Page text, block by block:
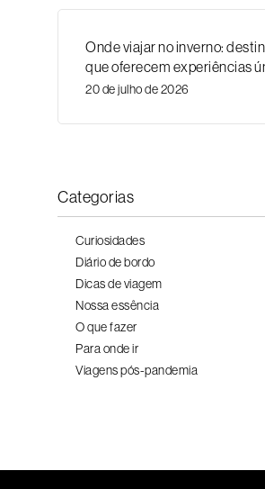
Onde viajar no inverno:
que oferecem experiências
20 de julho de 2026
Categorias
Curiosidades
Diário de bordo
Dicas de viagem
Nossa essência
O que fazer
Para onde ir
Viagens pós-pandemia